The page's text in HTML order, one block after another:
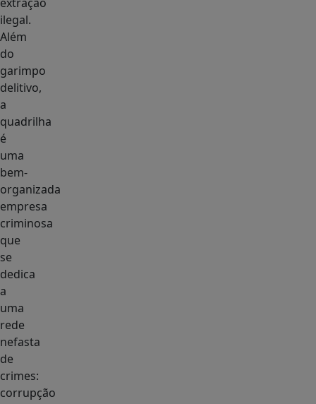
ilegal.
Além
do
garimpo
delitivo,
a
quadrilha
é
uma
bem-
organizada
empresa
criminosa
que
se
dedica
a
uma
rede
nefasta
de
crimes:
corrupção